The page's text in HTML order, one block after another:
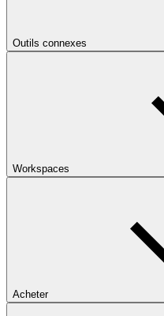
Outils connexes
Workspaces
Acheter